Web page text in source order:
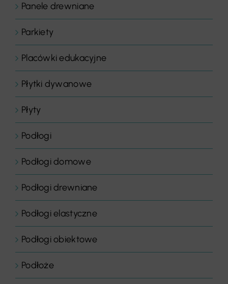
Panele drewniane
Parkiety
Placówki edukacyjne
Płytki dywanowe
Płyty
Podłogi
Podłogi domowe
Podłogi drewniane
Podłogi elastyczne
Podłogi obiektowe
Podłoże